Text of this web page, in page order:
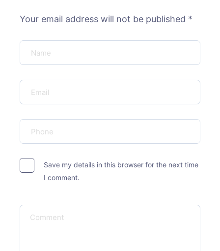
Your email address will not be published *
Save my details in this browser for the next time
I comment.